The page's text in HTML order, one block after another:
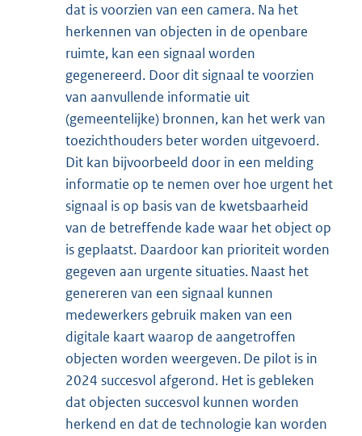
dat is voorzien van een camera. Na het
herkennen van objecten in de openbare
ruimte, kan een signaal worden
gegenereerd. Door dit signaal te voorzien
van aanvullende informatie uit
(gemeentelijke) bronnen, kan het werk van
toezichthouders beter worden uitgevoerd.
Dit kan bijvoorbeeld door in een melding
informatie op te nemen over hoe urgent het
signaal is op basis van de kwetsbaarheid
van de betreffende kade waar het object op
is geplaatst. Daardoor kan prioriteit worden
gegeven aan urgente situaties. Naast het
genereren van een signaal kunnen
medewerkers gebruik maken van een
digitale kaart waarop de aangetroffen
objecten worden weergeven. De pilot is in
2024 succesvol afgerond. Het is gebleken
dat objecten succesvol kunnen worden
herkend en dat de technologie kan worden